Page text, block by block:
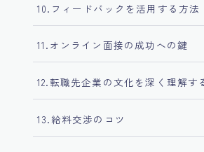
10.フィードバックを活用する方法
11.オンライン面接の成功への鍵
12.転職先企業の文化を深く理解す
13.給料交渉のコツ